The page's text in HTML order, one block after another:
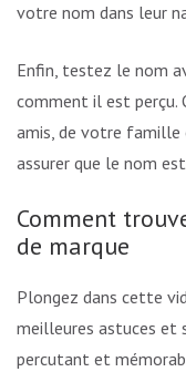
votre nom dans leur
Enfin, testez le nom
comment il est perçu.
amis, de votre
assurer que le nom
Comment
de marque
Plongez dans cette
meilleures astuces et
percutant et